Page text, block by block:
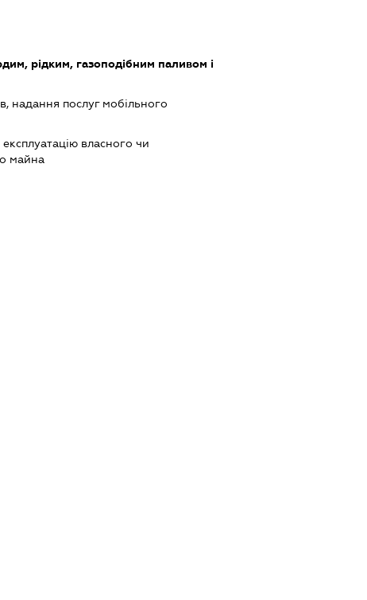
рідким, газоподібним паливом і
надання послуг мобільного
власного чи
майна